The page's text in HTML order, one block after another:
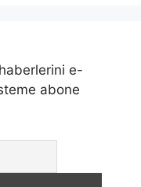
e-
abone